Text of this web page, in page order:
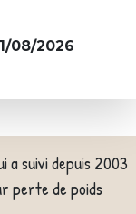
08/2026
a suivi depuis 2003
perte de poids